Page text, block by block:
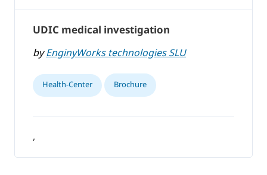
UDIC medical investigation
byEnginyWorks technologies SLU
Health-Center Brochure
,